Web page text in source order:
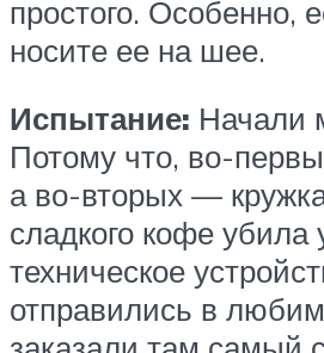
простого. Особенно,
носите ее на шее.
Испытание: Начали
Потому что, во-
а во-вторых — кружка
сладкого кофе убила
техническое
отправились в